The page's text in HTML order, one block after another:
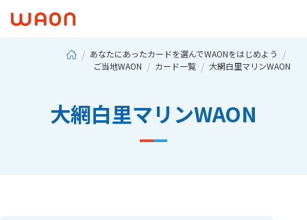
あなたにあったカードを選んでWAONをはじめよう
ご当地WAON
カード一覧 大網白里マリンWAON
大網白里マリンWAON